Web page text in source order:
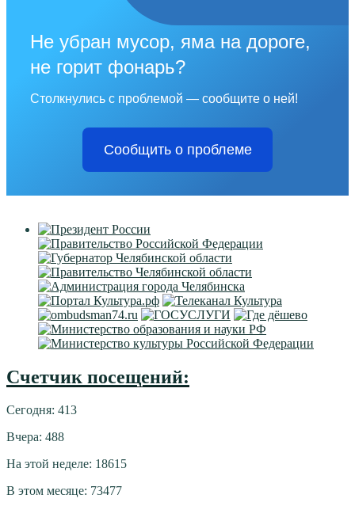
Не убран мусор, яма на дороге,
не горит фонарь?
Столкнулись с проблемой — сообщите о ней!
Сообщить о проблеме
Счетчик посещений:
Сегодня: 413
Вчера: 488
На этой неделе: 18615
В этом месяце: 73477